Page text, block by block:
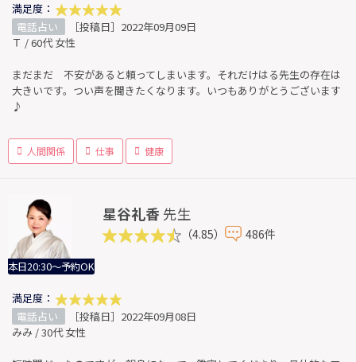
満足度：
電話占い
［投稿日］2022年09月09日
Ｔ / 60代 女性
まだまだ 不安があると頼ってしまいます。それだけはる先生の存在は
大きいです。つい声を聞きたくなります。いつもありがとうございます
♪
人間関係 仕事 健康
本日20:30～予約OK
星谷礼香 先生
（4.85） 486件
満足度：
電話占い
［投稿日］2022年09月08日
みみ / 30代 女性